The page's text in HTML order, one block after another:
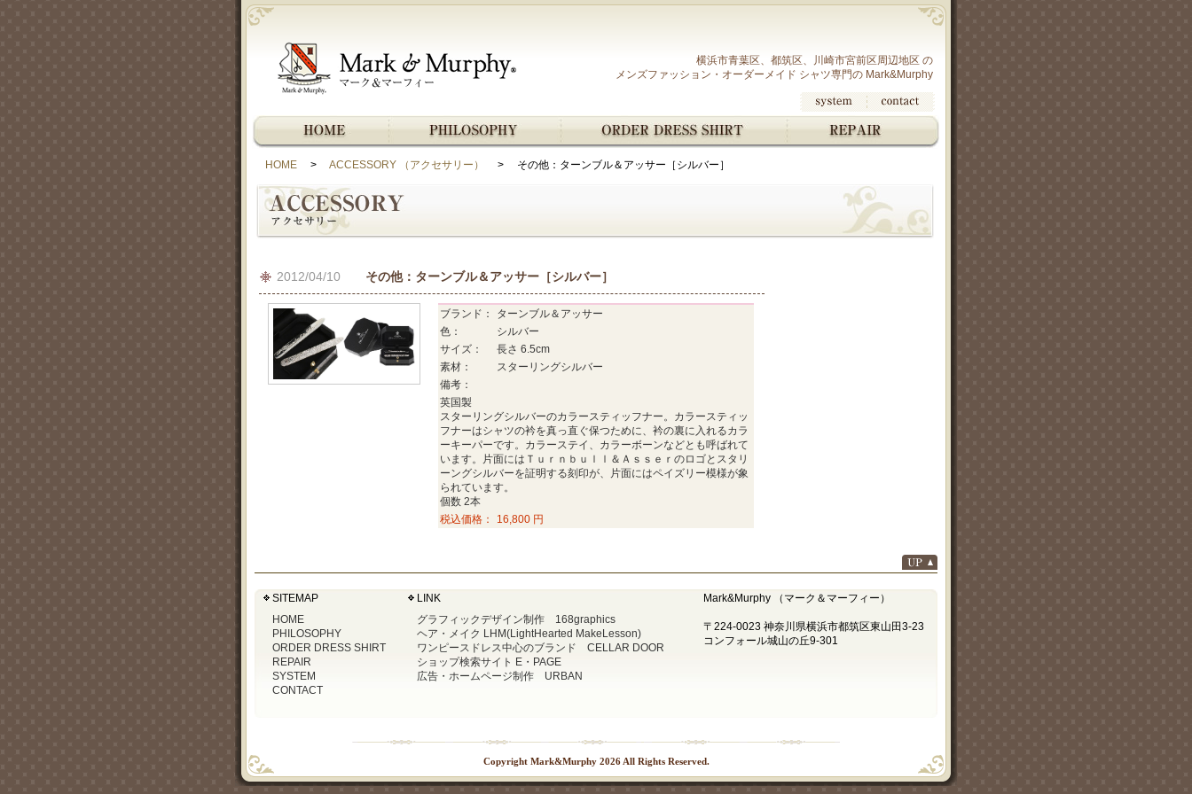
横浜市青葉区、都筑区、川崎市宮前区周辺地区 の
メンズファッション・オーダーメイド シャツ専門の Mark&Murphy
HOME > ACCESSORY （アクセサリー） > その他：ターンブル＆アッサー［シルバー］
その他：ターンブル＆アッサー［シルバー］
2012/04/10
ブランド：
ターンブル＆アッサー
色：
シルバー
サイズ：
長さ 6.5cm
素材：
スターリングシルバー
備考：
英国製
スターリングシルバーのカラースティッフナー。カラースティッ
フナーはシャツの衿を真っ直ぐ保つために、衿の裏に入れるカラ
ーキーパーです。カラーステイ、カラーボーンなどとも呼ばれて
います。片面にはＴｕｒｎｂｕｌｌ＆Ａｓｓｅｒのロゴとスタリ
ーングシルバーを証明する刻印が、片面にはペイズリー模様が象
られています。
個数 2本
税込価格：
16,800 円
SITEMAP
HOME
PHILOSOPHY
ORDER DRESS SHIRT
REPAIR
SYSTEM
CONTACT
LINK
グラフィックデザイン制作 168graphics
ヘア・メイク LHM(LightHearted MakeLesson)
ワンピースドレス中心のブランド CELLAR DOOR
ショップ検索サイト E・PAGE
広告・ホームページ制作 URBAN
Mark&Murphy （マーク＆マーフィー）
〒224-0023 神奈川県横浜市都筑区東山田3-23
コンフォール城山の丘9-301
Copyright Mark&Murphy 2026 All Rights Reserved.